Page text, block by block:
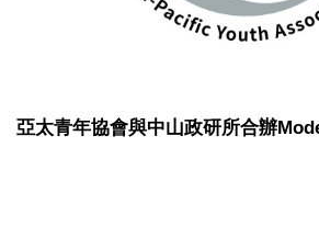
亞太青年協會與中山政研所合辦